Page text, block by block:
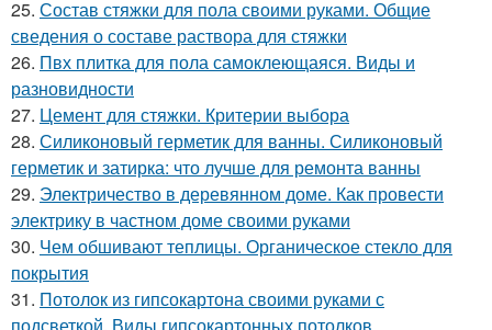
25. Состав стяжки для пола своими руками. Общие
сведения о составе раствора для стяжки
26. Пвх плитка для пола самоклеющаяся. Виды и
разновидности
27. Цемент для стяжки. Критерии выбора
28. Силиконовый герметик для ванны. Силиконовый
герметик и затирка: что лучше для ремонта ванны
29. Электричество в деревянном доме. Как провести
электрику в частном доме своими руками
30. Чем обшивают теплицы. Органическое стекло для
покрытия
31. Потолок из гипсокартона своими руками с
подсветкой. Виды гипсокартонных потолков